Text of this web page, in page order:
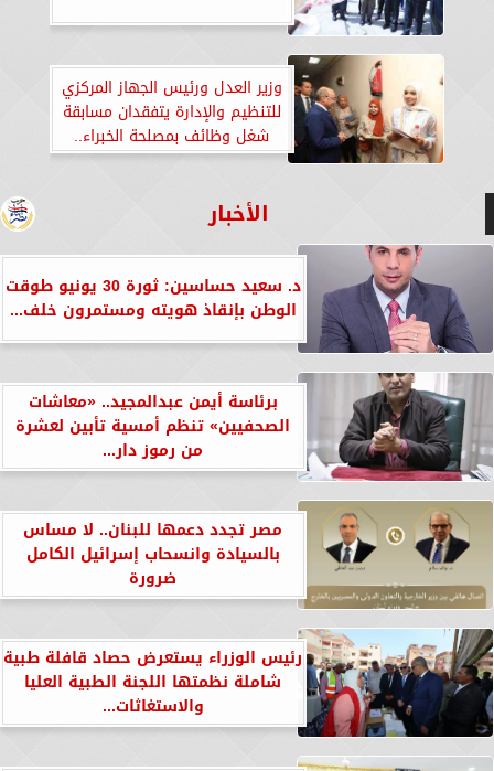
وزير العدل ورئيس الجهاز المركزي
للتنظيم والإدارة يتفقدان مسابقة
شغل وظائف بمصلحة الخبراء..
«صور»
الأخبار
د. سعيد حساسين: ثورة 30 يونيو طوقت
الوطن بإنقاذ هويته ومستمرون خلف...
برئاسة أيمن عبدالمجيد.. «معاشات
الصحفيين» تنظم أمسية تأبين لعشرة
من رموز دار...
مصر تجدد دعمها للبنان.. لا مساس
بالسيادة وانسحاب إسرائيل الكامل
ضرورة
رئيس الوزراء يستعرض حصاد قافلة طبية
شاملة نظمتها اللجنة الطبية العليا
والاستغاثات...